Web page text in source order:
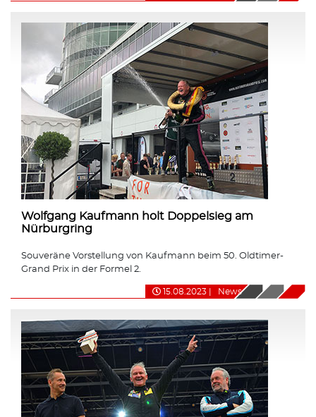
Wolfgang Kaufmann holt Doppelsieg am
Nürburgring
Souveräne Vorstellung von Kaufmann beim 50. Oldtimer-
Grand Prix in der Formel 2.
15.08.2023 News